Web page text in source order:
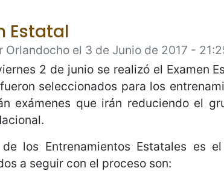
Estatal
Orlandocho el 3 de Junio de 2017 -
2 de junio se realizó el Examen
seleccionados para los
exámenes que irán reduciendo el
de los Entrenamientos Estatales
a seguir con el proceso son: